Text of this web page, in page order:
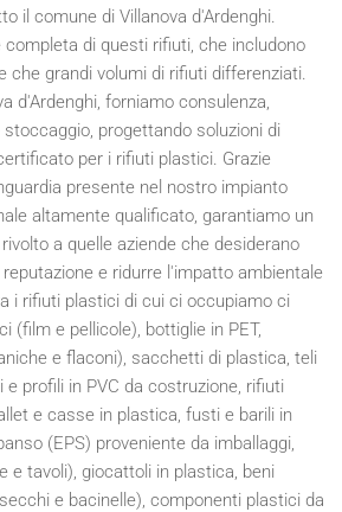
il comune di Villanova d'Ardenghi.
di questi rifiuti, che includono
che grandi volumi di rifiuti differenziati.
d'Ardenghi, forniamo consulenza,
progettando soluzioni di
per i rifiuti plastici. Grazie
presente nel nostro impianto
altamente qualificato, garantiamo un
a quelle aziende che desiderano
e ridurre l'impatto ambientale
i rifiuti plastici di cui ci occupiamo ci
(film e pellicole), bottiglie in PET,
e flaconi), sacchetti di plastica, teli
e profili in PVC da costruzione, rifiuti
e casse in plastica, fusti e barili in
(EPS) proveniente da imballaggi,
e tavoli), giocattoli in plastica, beni
e bacinelle), componenti plastici da